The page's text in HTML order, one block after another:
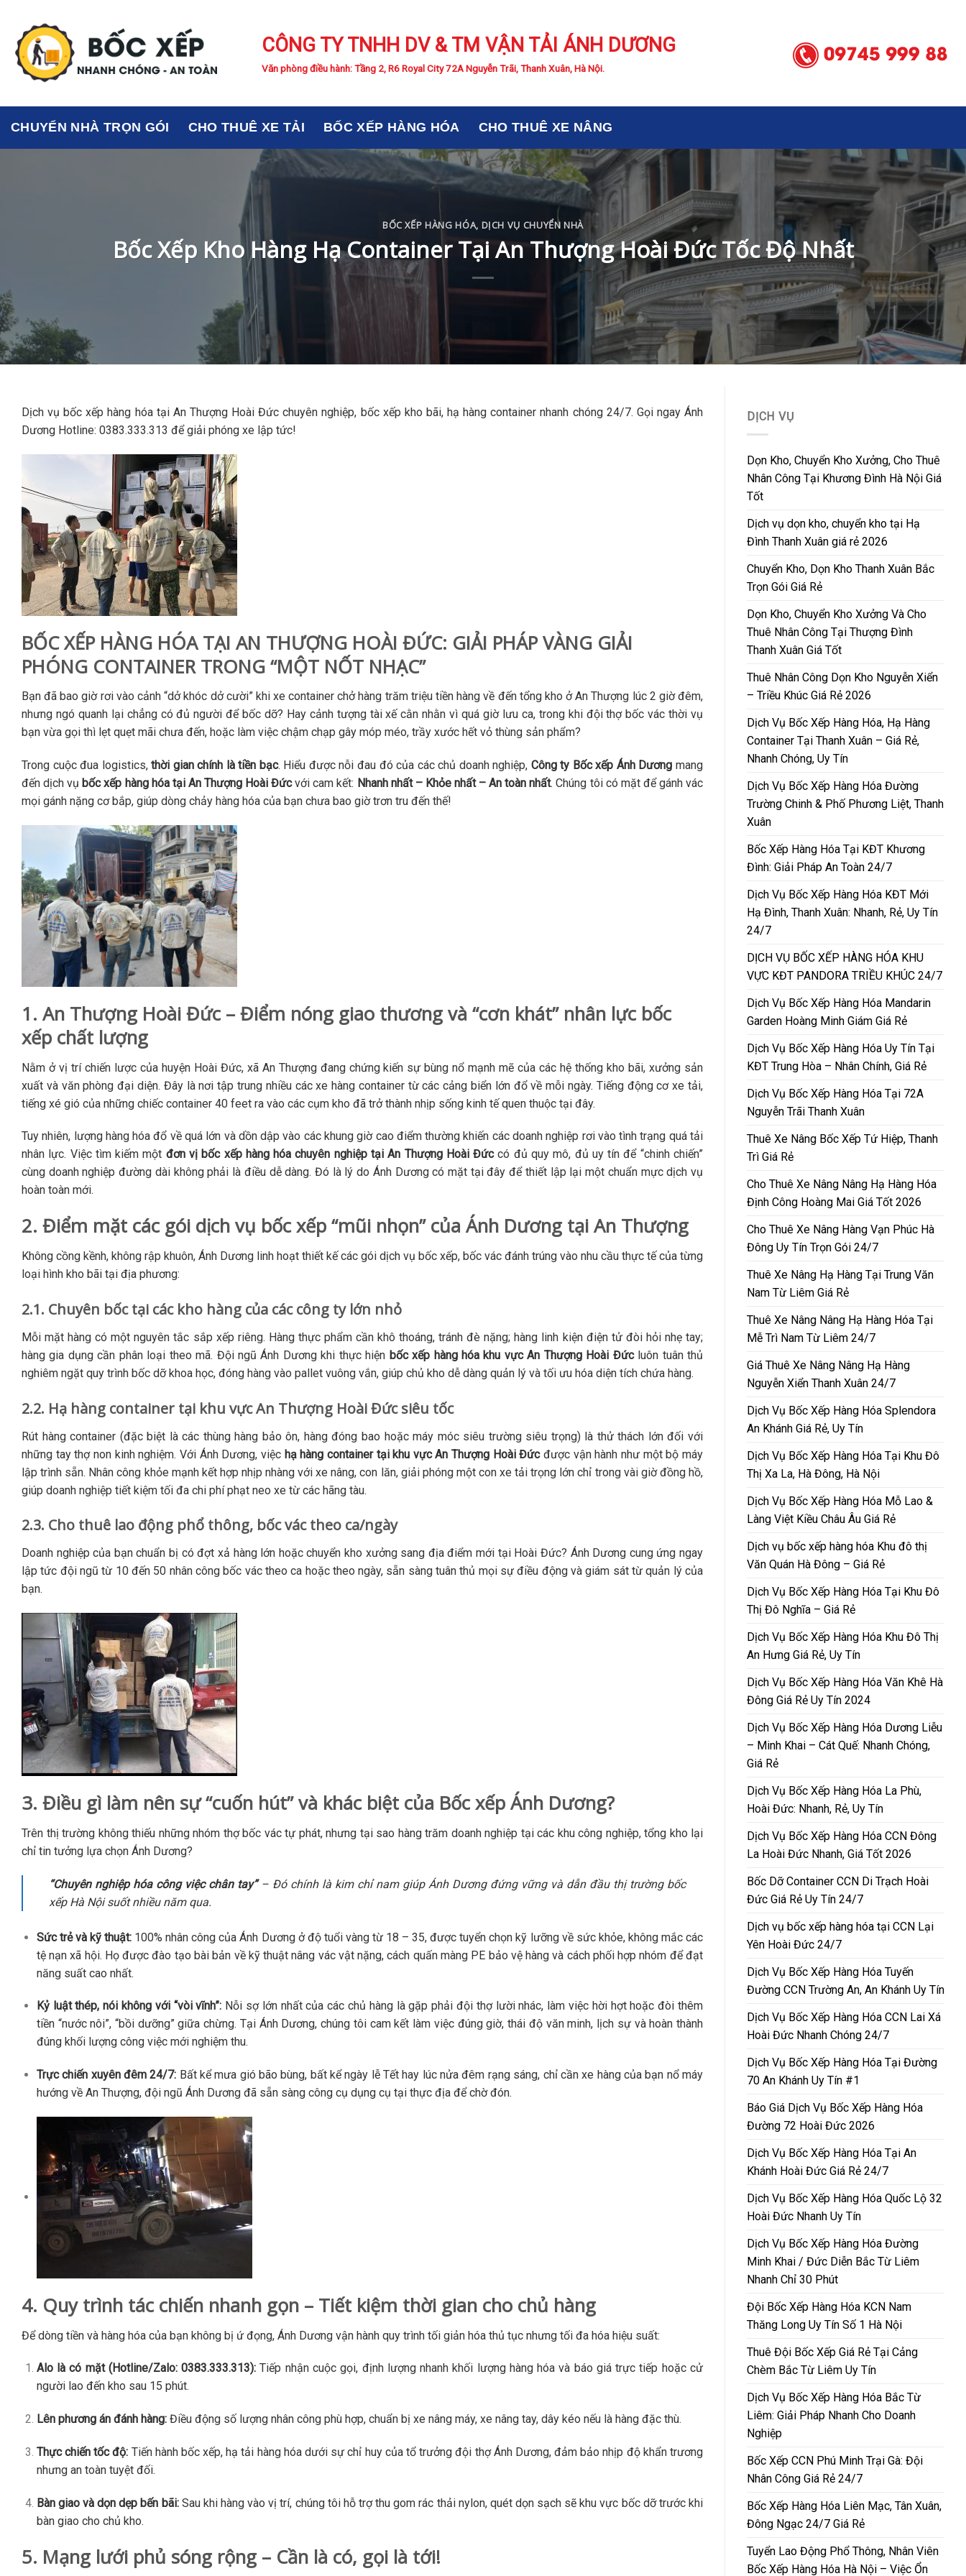
content
CÔNG TY TNHH DV & TM VẬN TẢI ÁNH DƯƠNG
Văn phòng điều hành: Tầng 2, R6 Royal City 72A Nguyễn Trãi, Thanh Xuân, Hà Nội.
CHUYỂN NHÀ TRỌN GÓI CHO THUÊ XE TẢI BỐC XẾP HÀNG HÓA CHO THUÊ XE NÂNG
BỐC XẾP HÀNG HÓA, DỊCH VỤ CHUYỂN NHÀ
Bốc Xếp Kho Hàng Hạ Container Tại An Thượng Hoài Đức Tốc Độ Nhất
Dịch vụ bốc xếp hàng hóa tại An Thượng Hoài Đức chuyên nghiệp, bốc xếp kho bãi, hạ hàng container nhanh chóng 24/7. Gọi ngay Ánh
Dương Hotline: 0383.333.313 để giải phóng xe lập tức!
BỐC XẾP HÀNG HÓA TẠI AN THƯỢNG HOÀI ĐỨC: GIẢI PHÁP VÀNG GIẢI
PHÓNG CONTAINER TRONG “MỘT NỐT NHẠC”
Bạn đã bao giờ rơi vào cảnh “dở khóc dở cười” khi xe container chở hàng trăm triệu tiền hàng về đến tổng kho ở An Thượng lúc 2 giờ đêm,
nhưng ngó quanh lại chẳng có đủ người để bốc dỡ? Hay cảnh tượng tài xế cằn nhằn vì quá giờ lưu ca, trong khi đội thợ bốc vác thời vụ
bạn vừa gọi thì lẹt quẹt mãi chưa đến, hoặc làm việc chậm chạp gây móp méo, trầy xước hết vỏ thùng sản phẩm?
Trong cuộc đua logistics,thời gian chính là tiền bạc. Hiểu được nỗi đau đó của các chủ doanh nghiệp, Công ty Bốc xếp Ánh Dương mang
đến dịch vụ bốc xếp hàng hóa tại An Thượng Hoài Đứcvới cam kết: Nhanh nhất – Khỏe nhất – An toàn nhất. Chúng tôi có mặt để gánh vác
mọi gánh nặng cơ bắp, giúp dòng chảy hàng hóa của bạn chưa bao giờ trơn tru đến thế!
1. An Thượng Hoài Đức – Điểm nóng giao thương và “cơn khát” nhân lực bốc
xếp chất lượng
Nằm ở vị trí chiến lược của huyện Hoài Đức, xã An Thượng đang chứng kiến sự bùng nổ mạnh mẽ của các hệ thống kho bãi, xưởng sản
xuất và văn phòng đại diện. Đây là nơi tập trung nhiều các xe hàng container từ các cảng biển lớn đổ về mỗi ngày. Tiếng động cơ xe tải,
tiếng xé gió của những chiếc container 40 feet ra vào các cụm kho đã trở thành nhịp sống kinh tế quen thuộc tại đây.
Tuy nhiên, lượng hàng hóa đổ về quá lớn và dồn dập vào các khung giờ cao điểm thường khiến các doanh nghiệp rơi vào tình trạng quá tải
nhân lực. Việc tìm kiếm một đơn vị bốc xếp hàng hóa chuyên nghiệp tại An Thượng Hoài Đứccó đủ quy mô, đủ uy tín để “chinh chiến”
cùng doanh nghiệp đường dài không phải là điều dễ dàng. Đó là lý do Ánh Dương có mặt tại đây để thiết lập lại một chuẩn mực dịch vụ
hoàn toàn mới.
2. Điểm mặt các gói dịch vụ bốc xếp “mũi nhọn” của Ánh Dương tại An Thượng
Không cồng kềnh, không rập khuôn, Ánh Dương linh hoạt thiết kế các gói dịch vụ bốc xếp, bốc vác đánh trúng vào nhu cầu thực tế của từng
loại hình kho bãi tại địa phương:
2.1. Chuyên bốc tại các kho hàng của các công ty lớn nhỏ
Mỗi mặt hàng có một nguyên tắc sắp xếp riêng. Hàng thực phẩm cần khô thoáng, tránh đè nặng; hàng linh kiện điện tử đòi hỏi nhẹ tay;
hàng gia dụng cần phân loại theo mã. Đội ngũ Ánh Dương khi thực hiện bốc xếp hàng hóa khu vực An Thượng Hoài Đứcluôn tuân thủ
nghiêm ngặt quy trình bốc dỡ khoa học, đóng hàng vào pallet vuông vắn, giúp chủ kho dễ dàng quản lý và tối ưu hóa diện tích chứa hàng.
2.2. Hạ hàng container tại khu vực An Thượng Hoài Đức siêu tốc
Rút hàng container (đặc biệt là các thùng hàng bảo ôn, hàng đóng bao hoặc máy móc siêu trường siêu trọng) là thử thách lớn đối với
những tay thợ non kinh nghiệm. Với Ánh Dương, việc hạ hàng container tại khu vực An Thượng Hoài Đứcđược vận hành như một bộ máy
lập trình sẵn. Nhân công khỏe mạnh kết hợp nhịp nhàng với xe nâng, con lăn, giải phóng một con xe tải trọng lớn chỉ trong vài giờ đồng hồ,
giúp doanh nghiệp tiết kiệm tối đa chi phí phạt neo xe từ các hãng tàu.
2.3. Cho thuê lao động phổ thông, bốc vác theo ca/ngày
Doanh nghiệp của bạn chuẩn bị có đợt xả hàng lớn hoặc chuyển kho xưởng sang địa điểm mới tại Hoài Đức? Ánh Dương cung ứng ngay
lập tức đội ngũ từ 10 đến 50 nhân công bốc vác theo ca hoặc theo ngày, sẵn sàng tuân thủ mọi sự điều động và giám sát từ quản lý của
bạn.
3. Điều gì làm nên sự “cuốn hút” và khác biệt của Bốc xếp Ánh Dương?
Trên thị trường không thiếu những nhóm thợ bốc vác tự phát, nhưng tại sao hàng trăm doanh nghiệp tại các khu công nghiệp, tổng kho lại
chỉ tin tưởng lựa chọn Ánh Dương?
“Chuyên nghiệp hóa công việc chân tay”– Đó chính là kim chỉ nam giúp Ánh Dương đứng vững và dẫn đầu thị trường bốc
xếp Hà Nội suốt nhiều năm qua.
Sức trẻ và kỹ thuật: 100% nhân công của Ánh Dương ở độ tuổi vàng từ 18 – 35, được tuyển chọn kỹ lưỡng về sức khỏe, không mắc các
tệ nạn xã hội. Họ được đào tạo bài bản về kỹ thuật nâng vác vật nặng, cách quấn màng PE bảo vệ hàng và cách phối hợp nhóm để đạt
năng suất cao nhất.
Kỷ luật thép, nói không với “vòi vĩnh”: Nỗi sợ lớn nhất của các chủ hàng là gặp phải đội thợ lười nhác, làm việc hời hợt hoặc đòi thêm
tiền “nước nôi”, “bồi dưỡng” giữa chừng. Tại Ánh Dương, chúng tôi cam kết làm việc đúng giờ, thái độ văn minh, lịch sự và hoàn thành
đúng khối lượng công việc mới nghiệm thu.
Trực chiến xuyên đêm 24/7: Bất kể mưa gió bão bùng, bất kể ngày lễ Tết hay lúc nửa đêm rạng sáng, chỉ cần xe hàng của bạn nổ máy
hướng về An Thượng, đội ngũ Ánh Dương đã sẵn sàng công cụ dụng cụ tại thực địa để chờ đón.
4. Quy trình tác chiến nhanh gọn – Tiết kiệm thời gian cho chủ hàng
Để dòng tiền và hàng hóa của bạn không bị ứ đọng, Ánh Dương vận hành quy trình tối giản hóa thủ tục nhưng tối đa hóa hiệu suất:
Alo là có mặt (Hotline/Zalo: 0383.333.313): Tiếp nhận cuộc gọi, định lượng nhanh khối lượng hàng hóa và báo giá trực tiếp hoặc cử
người lao đến kho sau 15 phút.
Lên phương án đánh hàng:Điều động số lượng nhân công phù hợp, chuẩn bị xe nâng máy, xe nâng tay, dây kéo nếu là hàng đặc thù.
Thực chiến tốc độ: Tiến hành bốc xếp, hạ tải hàng hóa dưới sự chỉ huy của tổ trưởng đội thợ Ánh Dương, đảm bảo nhịp độ khẩn trương
nhưng an toàn tuyệt đối.
Bàn giao và dọn dẹp bến bãi:Sau khi hàng vào vị trí, chúng tôi hỗ trợ thu gom rác thải nylon, quét dọn sạch sẽ khu vực bốc dỡ trước khi
bàn giao cho chủ kho.
5. Mạng lưới phủ sóng rộng – Cần là có, gọi là tới!
DỊCH VỤ
Dọn Kho, Chuyển Kho Xưởng, Cho Thuê
Nhân Công Tại Khương Đình Hà Nội Giá
Tốt
Dịch vụ dọn kho, chuyển kho tại Hạ
Đình Thanh Xuân giá rẻ 2026
Chuyển Kho, Dọn Kho Thanh Xuân Bắc
Trọn Gói Giá Rẻ
Dọn Kho, Chuyển Kho Xưởng Và Cho
Thuê Nhân Công Tại Thượng Đình
Thanh Xuân Giá Tốt
Thuê Nhân Công Dọn Kho Nguyễn Xiển
– Triều Khúc Giá Rẻ 2026
Dịch Vụ Bốc Xếp Hàng Hóa, Hạ Hàng
Container Tại Thanh Xuân – Giá Rẻ,
Nhanh Chóng, Uy Tín
Dịch Vụ Bốc Xếp Hàng Hóa Đường
Trường Chinh & Phố Phương Liệt, Thanh
Xuân
Bốc Xếp Hàng Hóa Tại KĐT Khương
Đình: Giải Pháp An Toàn 24/7
Dịch Vụ Bốc Xếp Hàng Hóa KĐT Mới
Hạ Đình, Thanh Xuân: Nhanh, Rẻ, Uy Tín
24/7
DỊCH VỤ BỐC XẾP HÀNG HÓA KHU
VỰC KĐT PANDORA TRIỀU KHÚC 24/7
Dịch Vụ Bốc Xếp Hàng Hóa Mandarin
Garden Hoàng Minh Giám Giá Rẻ
Dịch Vụ Bốc Xếp Hàng Hóa Uy Tín Tại
KĐT Trung Hòa – Nhân Chính, Giá Rẻ
Dịch Vụ Bốc Xếp Hàng Hóa Tại 72A
Nguyễn Trãi Thanh Xuân
Thuê Xe Nâng Bốc Xếp Tứ Hiệp, Thanh
Trì Giá Rẻ
Cho Thuê Xe Nâng Nâng Hạ Hàng Hóa
Định Công Hoàng Mai Giá Tốt 2026
Cho Thuê Xe Nâng Hàng Vạn Phúc Hà
Đông Uy Tín Trọn Gói 24/7
Thuê Xe Nâng Hạ Hàng Tại Trung Văn
Nam Từ Liêm Giá Rẻ
Thuê Xe Nâng Nâng Hạ Hàng Hóa Tại
Mễ Trì Nam Từ Liêm 24/7
Giá Thuê Xe Nâng Nâng Hạ Hàng
Nguyễn Xiển Thanh Xuân 24/7
Dịch Vụ Bốc Xếp Hàng Hóa Splendora
An Khánh Giá Rẻ, Uy Tín
Dịch Vụ Bốc Xếp Hàng Hóa Tại Khu Đô
Thị Xa La, Hà Đông, Hà Nội
Dịch Vụ Bốc Xếp Hàng Hóa Mỗ Lao &
Làng Việt Kiều Châu Âu Giá Rẻ
Dịch vụ bốc xếp hàng hóa Khu đô thị
Văn Quán Hà Đông – Giá Rẻ
Dịch Vụ Bốc Xếp Hàng Hóa Tại Khu Đô
Thị Đô Nghĩa – Giá Rẻ
Dịch Vụ Bốc Xếp Hàng Hóa Khu Đô Thị
An Hưng Giá Rẻ, Uy Tín
Dịch Vụ Bốc Xếp Hàng Hóa Văn Khê Hà
Đông Giá Rẻ Uy Tín 2024
Dịch Vụ Bốc Xếp Hàng Hóa Dương Liễu
– Minh Khai – Cát Quế: Nhanh Chóng,
Giá Rẻ
Dịch Vụ Bốc Xếp Hàng Hóa La Phù,
Hoài Đức: Nhanh, Rẻ, Uy Tín
Dịch Vụ Bốc Xếp Hàng Hóa CCN Đông
La Hoài Đức Nhanh, Giá Tốt 2026
Bốc Dỡ Container CCN Di Trạch Hoài
Đức Giá Rẻ Uy Tín 24/7
Dịch vụ bốc xếp hàng hóa tại CCN Lại
Yên Hoài Đức 24/7
Dịch Vụ Bốc Xếp Hàng Hóa Tuyến
Đường CCN Trường An, An Khánh Uy Tín
Dịch Vụ Bốc Xếp Hàng Hóa CCN Lai Xá
Hoài Đức Nhanh Chóng 24/7
Dịch Vụ Bốc Xếp Hàng Hóa Tại Đường
70 An Khánh Uy Tín #1
Báo Giá Dịch Vụ Bốc Xếp Hàng Hóa
Đường 72 Hoài Đức 2026
Dịch Vụ Bốc Xếp Hàng Hóa Tại An
Khánh Hoài Đức Giá Rẻ 24/7
Dịch Vụ Bốc Xếp Hàng Hóa Quốc Lộ 32
Hoài Đức Nhanh Uy Tín
Dịch Vụ Bốc Xếp Hàng Hóa Đường
Minh Khai / Đức Diễn Bắc Từ Liêm
Nhanh Chỉ 30 Phút
Đội Bốc Xếp Hàng Hóa KCN Nam
Thăng Long Uy Tín Số 1 Hà Nội
Thuê Đội Bốc Xếp Giá Rẻ Tại Cảng
Chèm Bắc Từ Liêm Uy Tín
Dịch Vụ Bốc Xếp Hàng Hóa Bắc Từ
Liêm: Giải Pháp Nhanh Cho Doanh
Nghiệp
Bốc Xếp CCN Phú Minh Trại Gà: Đội
Nhân Công Giá Rẻ 24/7
Bốc Xếp Hàng Hóa Liên Mạc, Tân Xuân,
Đông Ngạc 24/7 Giá Rẻ
Tuyển Lao Động Phổ Thông, Nhân Viên
Bốc Xếp Hàng Hóa Hà Nội – Việc Ổn